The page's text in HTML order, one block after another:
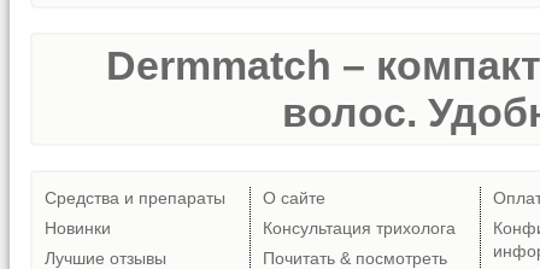
Dermmatch –
волос.
Средства и препараты
Новинки
Лучшие отзывы
О сайте
Консультация трихолога
Почитать & посмотреть